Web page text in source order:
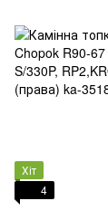
Хіт
4